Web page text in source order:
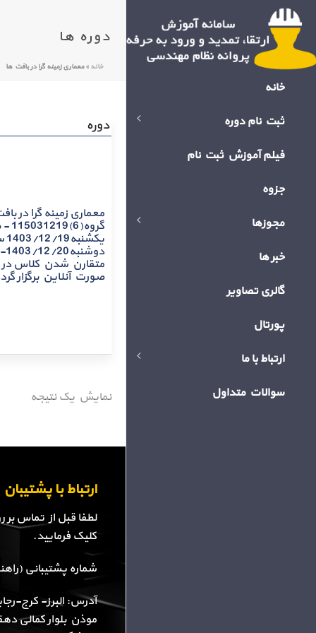
خانه
ثبت نام دوره
فیلم آموزش ثبت نام
جزوه
مجوزها
خبر ها
گالری تصاویر
پورتال
ارتباط با ما
سوالات متداول
دوره ها
خانه »معماری زمینه گرا در بافت ها
دوره
متقارن شدن کلاس در
صورت آنلاین برگزار
نمایش یک نتیجه
ارتباط با
لطفا قبل از تماس بر
کلیک فرمایید.
شماره پشتیبانی (راهنمایی):
آدرس: البرز- کرج-
موذن بلوار کمالی